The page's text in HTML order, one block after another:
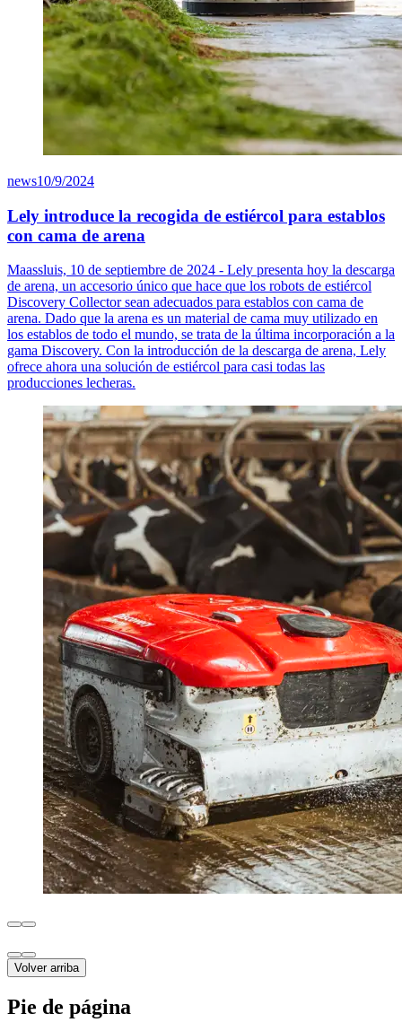
news10/9/2024
Lely introduce la recogida de estiércol para establos
con cama de arena
Maassluis, 10 de septiembre de 2024 - Lely presenta hoy la descarga
de arena, un accesorio único que hace que los robots de estiércol
Discovery Collector sean adecuados para establos con cama de
arena. Dado que la arena es un material de cama muy utilizado en
los establos de todo el mundo, se trata de la última incorporación a la
gama Discovery. Con la introducción de la descarga de arena, Lely
ofrece ahora una solución de estiércol para casi todas las
producciones lecheras.
Volver arriba
Pie de página